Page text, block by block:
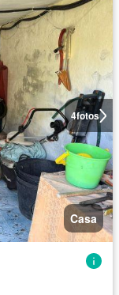
4fotos
Casa